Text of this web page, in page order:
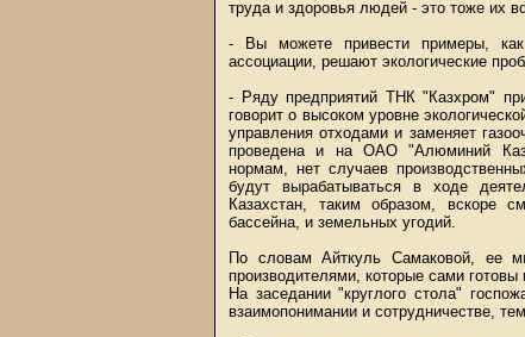
труда и здоровья людей - это тоже их
- Вы можете привести примеры,
ассоциации, решают экологические
- Ряду предприятий ТНК "Казхром"
говорит о высоком уровне
управления отходами и заменяет
проведена и на ОАО "Алюминий
нормам, нет случаев
будут вырабатываться в ходе
Казахстан, таким образом, вскоре
бассейна, и земельных угодий.
По словам Айткуль Самаковой, ее
производителями, которые сами
На заседании "круглого стола"
взаимопонимании и сотрудничестве,